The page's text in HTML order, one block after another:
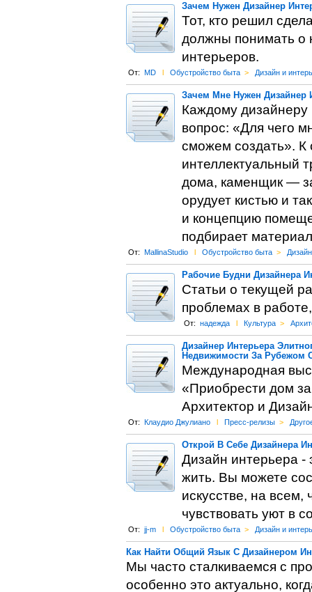
Зачем Нужен Дизайнер
Тот, кто решил
должны понимать о
интерьеров.
От: MD l Обустройство быта > Дизайн и
Зачем Мне Нужен Дизайнер
Каждому дизайнеру
вопрос: «Для чего
сможем создать». К
интеллектуальный
дома, каменщик —
орудует кистью и
и концепцию
подбирает
От: MallinaStudio l Обустройство быта >
Рабочие Будни Дизайнера
Статьи о текущей
проблемах в
От: надежда l Культура >
Дизайнер Интерьера
Недвижимости За Рубежом
Международная
«Приобрести дом
Архитектор и
От: Клаудио Джулиано l Пресс-релизы >
Открой В Себе Дизайнера
Дизайн интерьера -
жить. Вы можете
искусстве, на
чувствовать уют в
От: jj-m l Обустройство быта > Дизайн и
Как Найти Общий Язык С Дизайнером
Мы часто сталкиваемся с
особенно это актуально,